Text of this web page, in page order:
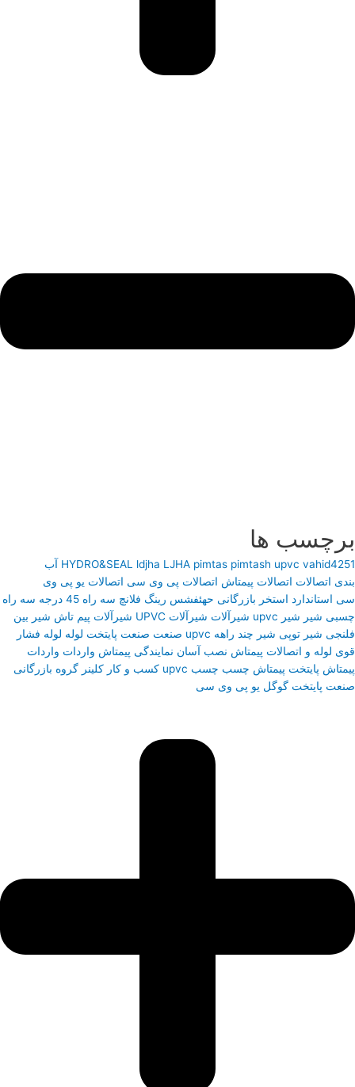
برچسب ها
HYDRO&SEAL ldjha LJHA pimtas pimtash upvc vahid4251
آب
بندی اتصالات اتصالات پیمتاش اتصالات پی وی سی اتصالات یو پی وی
سی استاندارد استخر بازرگانی حهئفشس رینگ فلانچ سه راه 45 درجه
سه راه
چسبی شیر شیر upvc شیرآلات شیرآلات UPVC شیرآلات پیم تاش شیر بین
فلنجی شیر توپی شیر چند راهه upvc صنعت صنعت پایتخت لوله لوله فشار
قوی لوله و اتصالات پیمتاش نصب آسان نمایندگی پیمتاش واردات واردات
پیمتاش پایتخت پیمتاش چسب چسب upvc کسب و کار کلینر گروه بازرگانی
صنعت پایتخت گوگل یو پی وی سی